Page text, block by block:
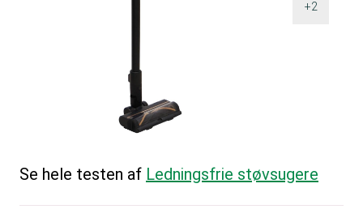
+2
Se hele testen af Ledningsfrie støvsugere